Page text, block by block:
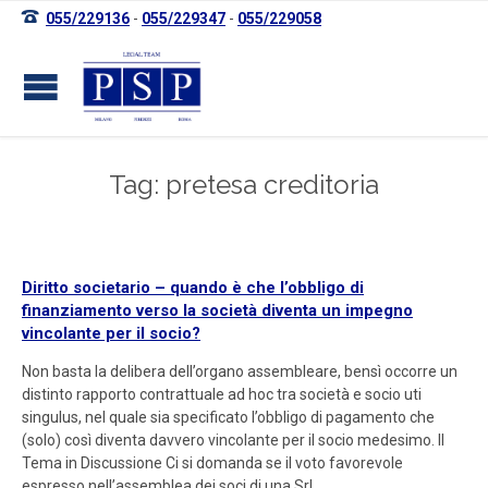
 055/229136 - 055/229347 - 055/229058
Tag: pretesa creditoria
Diritto societario – quando è che l’obbligo di
finanziamento verso la società diventa un impegno
vincolante per il socio?
Non basta la delibera dell’organo assembleare, bensì occorre un
distinto rapporto contrattuale ad hoc tra società e socio uti
singulus, nel quale sia specificato l’obbligo di pagamento che
(solo) così diventa davvero vincolante per il socio medesimo. Il
Tema in Discussione Ci si domanda se il voto favorevole